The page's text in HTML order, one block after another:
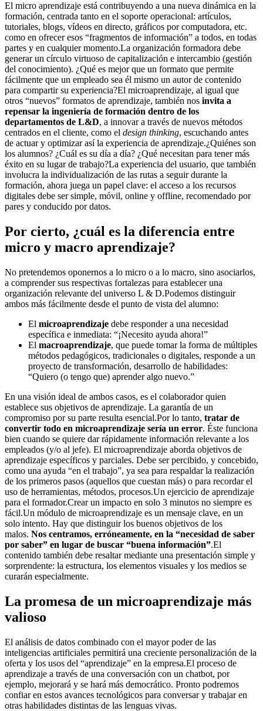
El micro aprendizaje está contribuyendo a una nueva dinámica en la
formación, centrada tanto en el soporte operacional: artículos,
tutoriales, blogs, vídeos en directo, gráficos por computadora, etc.
como en ofrecer esos “fragmentos de información” a todos, en todas
partes y en cualquier momento.La organización formadora debe
generar un círculo virtuoso de capitalización e intercambio (gestión
del conocimiento). ¿Qué es mejor que un formato que permite
fácilmente que un empleado sea él mismo un autor de contenido
para compartir su experiencia?El microaprendizaje, al igual que
otros “nuevos” formatos de aprendizaje, también nos invita a
repensar la ingeniería de formación dentro de los
departamentos de L&D, a innovar a través de nuevos métodos
centrados en el cliente, como el design thinking, escuchando antes
de actuar y optimizar así la experiencia de aprendizaje.¿Quiénes son
los alumnos? ¿Cuál es su día a día? ¿Qué necesitan para tener más
éxito en su lugar de trabajo?La experiencia del usuario, que también
involucra la individualización de las rutas a seguir durante la
formación, ahora juega un papel clave: el acceso a los recursos
digitales debe ser simple, móvil, online y offline, recomendado por
pares y conducido por datos.
Por cierto, ¿cuál es la diferencia entre
micro y macro aprendizaje?
No pretendemos oponernos a lo micro o a lo macro, sino asociarlos,
a comprender sus respectivas fortalezas para establecer una
organización relevante del universo L & D.Podemos distinguir
ambos más fácilmente desde el punto de vista del alumno:
El microaprendizaje debe responder a una necesidad
específica e inmediata: “¡Necesito ayuda ahora!”
El macroaprendizaje, que puede tomar la forma de múltiples
métodos pedagógicos, tradicionales o digitales, responde a un
proyecto de transformación, desarrollo de habilidades:
“Quiero (o tengo que) aprender algo nuevo.”
En una visión ideal de ambos casos, es el colaborador quien
establece sus objetivos de aprendizaje. La garantía de un
compromiso por su parte resulta esencial.Por lo tanto, tratar de
convertir todo en microaprendizaje sería un error. Éste funciona
bien cuando se quiere dar rápidamente información relevante a los
empleados (y/o al jefe). El microaprendizaje aborda objetivos de
aprendizaje específicos y parciales. Debe ser percibido, y concebido,
como una ayuda “en el trabajo”, ya sea para respaldar la realización
de los primeros pasos (aquellos que cuestan más) o para recordar el
uso de herramientas, métodos, procesos.Un ejercicio de aprendizaje
para el formador.Crear un impacto en solo 3 minutos no siempre es
fácil.Un módulo de microaprendizaje es un mensaje clave, en un
solo intento. Hay que distinguir los buenos objetivos de los
malos. Nos centramos, erróneamente, en la “necesidad de saber
por saber” en lugar de buscar “buena información”.El
contenido también debe resaltar mediante una presentación simple y
sorprendente: la estructura, los elementos visuales y los medios se
curarán especialmente.
La promesa de un microaprendizaje más
valioso
El análisis de datos combinado con el mayor poder de las
inteligencias artificiales permitirá una creciente personalización de la
oferta y los usos del “aprendizaje” en la empresa.El proceso de
aprendizaje a través de una conversación con un chatbot, por
ejemplo, mejorará y se hará más democrático. Pronto podremos
confiar en estos avances tecnológicos para conversar y trabajar en
otras habilidades distintas de las lenguas vivas.